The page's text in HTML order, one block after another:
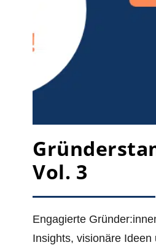
Vol. 3
Engagierte
Insights, visionäre Ideen